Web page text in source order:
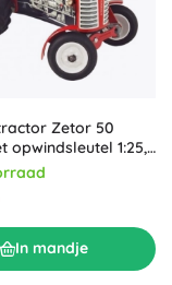
Zetor 50
opwindsleutel 1:25,
In mandje